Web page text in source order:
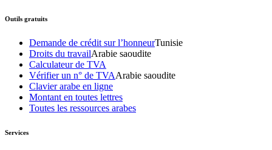
Outils gratuits
Demande de crédit sur l’honneurTunisie
Droits du travailArabie saoudite
Calculateur de TVA
Vérifier un n° de TVAArabie saoudite
Clavier arabe en ligne
Montant en toutes lettres
Toutes les ressources arabes
Services